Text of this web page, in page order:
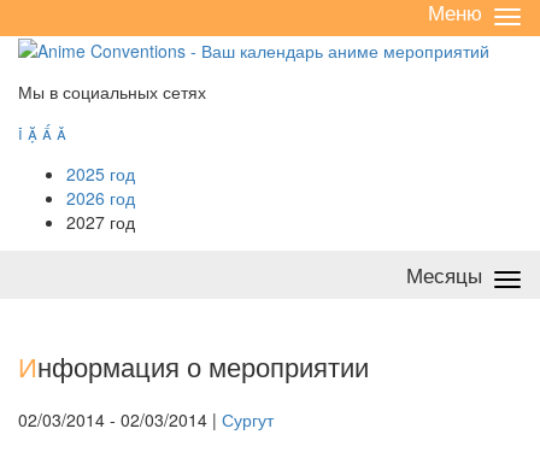
/
Меню
Мы в социальных сетях
   
2025 год
2026 год
2027 год
Месяцы
Информация о мероприятии
02/03/2014 - 02/03/2014 | Сургут